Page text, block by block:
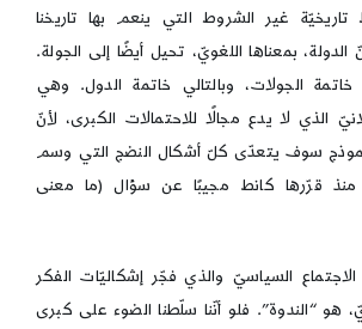
غير الشروط التي ينعم بها تاريخنا
بمعناها اللغويّ، تحيل أيضًا إلى الجولة.
الجولات، وبالتالي خاتمة الدول. وهي
الذي لا يدع مجالًا للاحتمالات الكبرى، لأنّ
سوف يتعدّى كلّ أشكال النضج التي وسم
منذ قرّرها كانط مجيبًا عن سؤال (ما معنى
السياسيّ والذي فجّر إشكاليّات الفكر
هو “الندوة”. فلو أنّنا سلّطنا الضوء على كبرى